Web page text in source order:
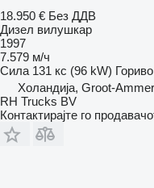
18.950 € Без ДДВ
Дизел вилушкар
1997
7.579 м/ч
Сила 131 кс (96 kW) Гориво
Холандија, Groot-
RH Trucks BV
Контактирајте го